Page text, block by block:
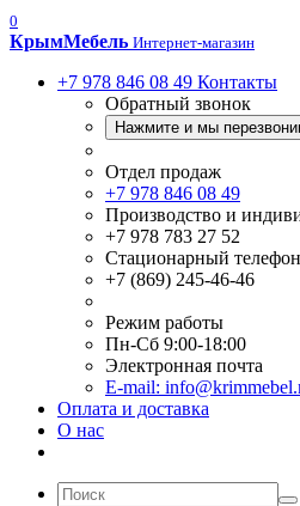
0
КрымМебель Интернет-магазин
+7 978 846 08 49 Контакты
Обратный звонок
Нажмите и мы
Отдел продаж
+7 978 846 08 49
Производство и
+7 978 783 27 52
Стационарный телефон
+7 (869) 245-46-46
Режим работы
Пн-Сб 9:00-18:00
Электронная почта
E-mail:
Оплата и доставка
О нас